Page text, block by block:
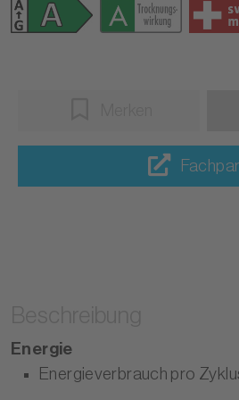
Energie
Energieverbrauch pro